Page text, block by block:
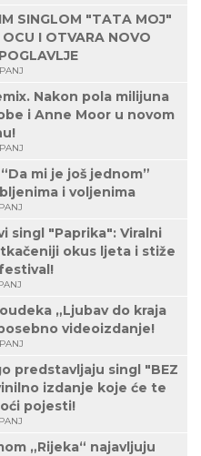
SINGLOM "TATA MOJ"
I OTVARA NOVO
Nakon pola milijuna
i Anne Moor u novom
mi je još jednom”
i voljenima
singl "Paprika": Viralni
okus ljeta i stiže
„Ljubav do kraja
videoizdanje!
predstavljaju singl "BEZ
izdanje koje će te
pojesti!
„Rijeka“ najavljuju